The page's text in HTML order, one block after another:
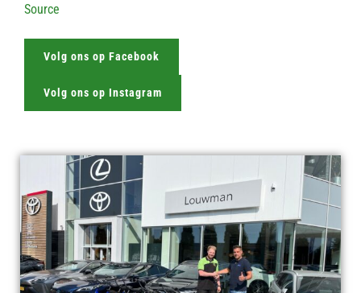
Source
Volg ons op Facebook
Volg ons op Instagram